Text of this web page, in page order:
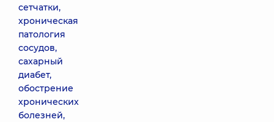
сетчатки,
хроническая
патология
сосудов,
сахарный
диабет,
обострение
хронических
болезней,